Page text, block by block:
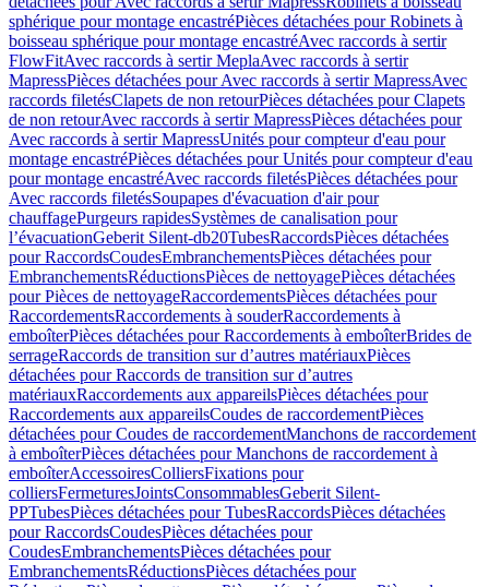
sphérique pour montage encastréPièces détachées pour Robinets à
boisseau sphérique pour montage encastréAvec raccords à sertir
FlowFitAvec raccords à sertir MeplaAvec raccords à sertir
MapressPièces détachées pour Avec raccords à sertir MapressAvec
raccords filetésClapets de non retourPièces détachées pour Clapets
de non retourAvec raccords à sertir MapressPièces détachées pour
Avec raccords à sertir MapressUnités pour compteur d'eau pour
montage encastréPièces détachées pour Unités pour compteur d'eau
pour montage encastréAvec raccords filetésPièces détachées pour
Avec raccords filetésSoupapes d'évacuation d'air pour
chauffagePurgeurs rapidesSystèmes de canalisation pour
l’évacuationGeberit Silent-db20TubesRaccordsPièces détachées
pour RaccordsCoudesEmbranchementsPièces détachées pour
EmbranchementsRéductionsPièces de nettoyagePièces détachées
pour Pièces de nettoyageRaccordementsPièces détachées pour
RaccordementsRaccordements à souderRaccordements à
emboîterPièces détachées pour Raccordements à emboîterBrides de
serrageRaccords de transition sur d’autres matériauxPièces
détachées pour Raccords de transition sur d’autres
matériauxRaccordements aux appareilsPièces détachées pour
Raccordements aux appareilsCoudes de raccordementPièces
détachées pour Coudes de raccordementManchons de raccordement
à emboîterPièces détachées pour Manchons de raccordement à
emboîterAccessoiresColliersFixations pour
colliersFermeturesJointsConsommablesGeberit Silent-
PPTubesPièces détachées pour TubesRaccordsPièces détachées
pour RaccordsCoudesPièces détachées pour
CoudesEmbranchementsPièces détachées pour
EmbranchementsRéductionsPièces détachées pour